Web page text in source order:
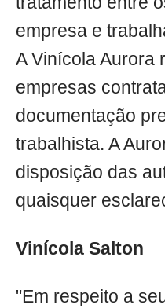
empresa e
A Vinícola Aurora
empresas
documentação
trabalhista. A
disposição das
quaisquer
Vinícola Salton
"Em respeito a